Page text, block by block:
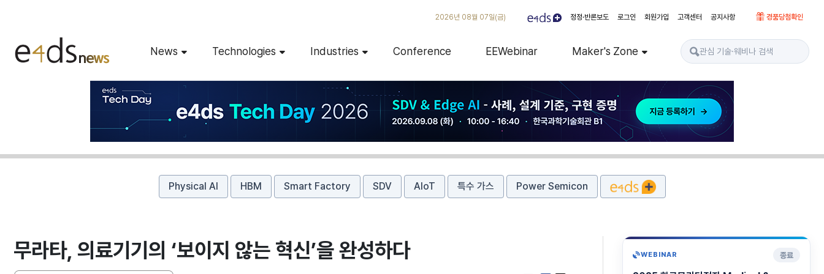
2026년 08월 07일(금) 정정·반론보도 로그인 회원가입 고객센터 공지사항 경품당첨확인
News Technologies Industries Conference EEWebinar Maker's Zone
Physical AI HBM Smart Factory SDV AIoT 특수 가스 Power Semicon
무라타, 의료기기의 ‘보이지 않는 혁신’을 완성하다 WEBINAR 종료